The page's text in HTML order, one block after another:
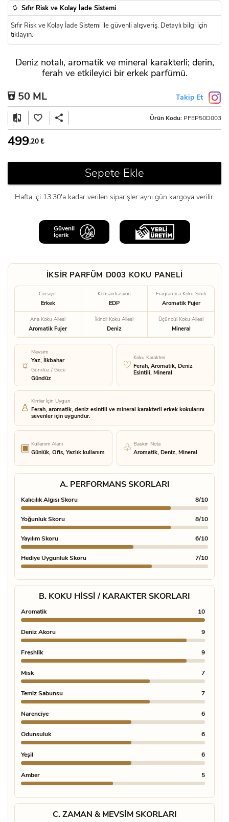
Sıfır Risk ve Kolay İade Sistemi
Sıfır Risk ve Kolay İade Sistemi ile güvenli alışveriş. Detaylı bilgi için
tıklayın.
Deniz notalı, aromatik ve mineral karakterli; derin,
ferah ve etkileyici bir erkek parfümü.
50 ML Takip Et
Ürün Kodu: PFEP50D003
499,20₺
Sepete Ekle
Hafta içi 13:30'a kadar verilen siparişler aynı gün kargoya verilir.
Güvenli
İçerik
İKSİR PARFÜM D003 KOKU PANELİ
Cinsiyet
Erkek
Konsantrasyon
EDP
Fragrantica Koku Sınıfı
Aromatik Fujer
Ana Koku Ailesi
Aromatik Fujer
İkincil Koku Ailesi
Deniz
Üçüncül Koku Ailesi
Mineral
Mevsim
Yaz, İlkbahar
Gündüz / Gece
Gündüz
Koku Karakteri
Ferah, Aromatik, Deniz
Esintili, Mineral
Kimler İçin Uygun
Ferah, aromatik, deniz esintili ve mineral karakterli erkek kokularını
sevenler için uygundur.
Kullanım Alanı
Günlük, Ofis, Yazlık kullanım
Baskın Nota
Aromatik, Deniz, Mineral
A. PERFORMANS SKORLARI
Kalıcılık Algısı Skoru 8/10
Yoğunluk Skoru 8/10
Yayılım Skoru 6/10
Hediye Uygunluk Skoru 7/10
B. KOKU HISSI / KARAKTER SKORLARI
Aromatik 10
Deniz Akoru 9
Freshlik 9
Misk 7
Temiz Sabunsu 7
Narenciye 6
Odunsuluk 6
Yeşil 6
Amber 5
C. ZAMAN & MEVSIM SKORLARI